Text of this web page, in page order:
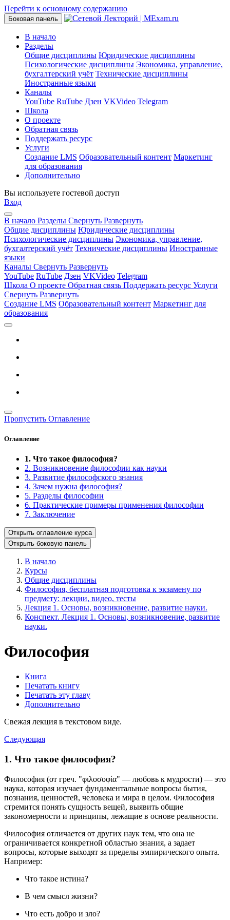
Перейти к основному содержанию
Боковая панель
В начало
Разделы
Общие дисциплины Юридические дисциплины
Психологические дисциплины Экономика, управление,
бухгалтерский учёт Технические дисциплины
Иностранные языки
Каналы
YouTube RuTube Дзен VKVideo Telegram
Школа
О проекте
Обратная связь
Поддержать ресурс
Услуги
Создание LMS Образовательный контент Маркетинг
для образования
Дополнительно
Вы используете гостевой доступ
Вход
В начало Разделы Свернуть Развернуть
Общие дисциплины Юридические дисциплины
Психологические дисциплины Экономика, управление,
бухгалтерский учёт Технические дисциплины Иностранные
языки
Каналы Свернуть Развернуть
YouTube RuTube Дзен VKVideo Telegram
Школа О проекте Обратная связь Поддержать ресурс Услуги
Свернуть Развернуть
Создание LMS Образовательный контент Маркетинг для
образования
Пропустить Оглавление
Оглавление
1. Что такое философия?
2. Возникновение философии как науки
3. Развитие философского знания
4. Зачем нужна философия?
5. Разделы философии
6. Практические примеры применения философии
7. Заключение
Открыть оглавление курса
Открыть боковую панель
В начало
Курсы
Общие дисциплины
Философия, бесплатная подготовка к экзамену по
предмету: лекции, видео, тесты
Лекция 1. Основы, возникновение, развитие науки.
Конспект. Лекция 1. Основы, возникновение, развитие
науки.
Философия
Книга
Печатать книгу
Печатать эту главу
Дополнительно
Свежая лекция в текстовом виде.
Следующая
1. Что такое философия?
Философия (от греч. "φιλοσοφία" — любовь к мудрости) — это
наука, которая изучает фундаментальные вопросы бытия,
познания, ценностей, человека и мира в целом. Философия
стремится понять сущность вещей, выявить общие
закономерности и принципы, лежащие в основе реальности.
Философия отличается от других наук тем, что она не
ограничивается конкретной областью знания, а задает
вопросы, которые выходят за пределы эмпирического опыта.
Например:
Что такое истина?
В чем смысл жизни?
Что есть добро и зло?